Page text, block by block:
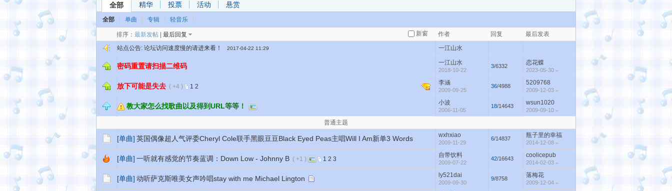
全部 精华 投票 活动 悬赏
全部 单曲 专辑
轻音乐
新窗
排序： 最新发帖 最后回复 作者 回复
最后发表
站点公告: 论坛访问速度慢的请进来看！ 2017-04-22 11:29 一江山水
密码重置请扫描二维码 一江山水
2018-10-22
3/6332 恋花蝶
2023-05-30 »
放下可能是失去 ( +4 ) 1 2
李涵
2009-09-25
36/4988 5209768
2009-12-03 »
教大家怎么找歌曲以及得到URL等等！ 小波
2006-11-05
18/14643 wsun1020
2009-09-10 »
普通主题
[单曲] 英国偶像超人气评委Cheryl Cole联手黑眼豆豆Black Eyed Peas主唱Will I Am新单3 Words wxhxiao
2009-11-29
6/14837 瓶子里的幸福
2014-12-08 »
[单曲] 一听就有感觉的节奏蓝调：Down Low - Johnny B ( +1 ) 1 2 3
自带饮料
2009-07-22
42/16643 coolicepub
2014-02-03 »
[单曲] 动听萨克斯唯美女声吟唱stay with me Michael Lington ly521dai
2009-09-30
9/8758 落梅花
2009-12-04 »